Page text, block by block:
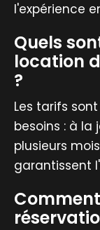
l'expérience
Quels
location
?
Les tarifs
besoins : à la
plusieurs
garantissent